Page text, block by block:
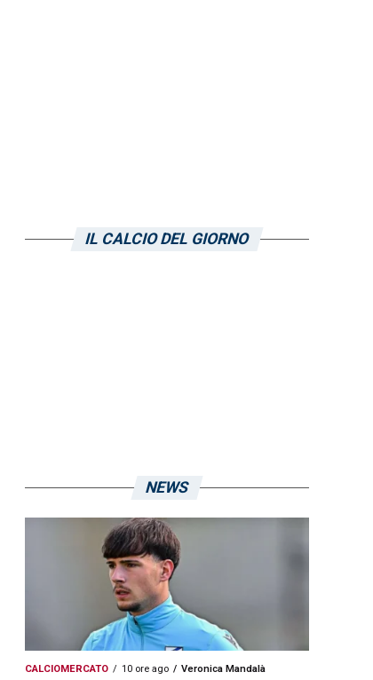
IL CALCIO DEL GIORNO
NEWS
CALCIOMERCATO 10 ore ago Veronica Mandalà